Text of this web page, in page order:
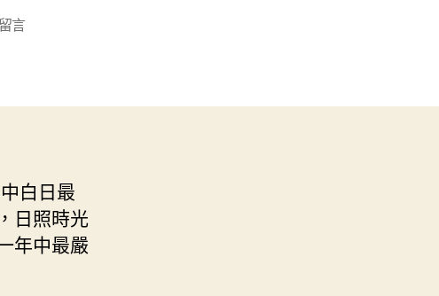
言
白日最
日照時光
年中最嚴